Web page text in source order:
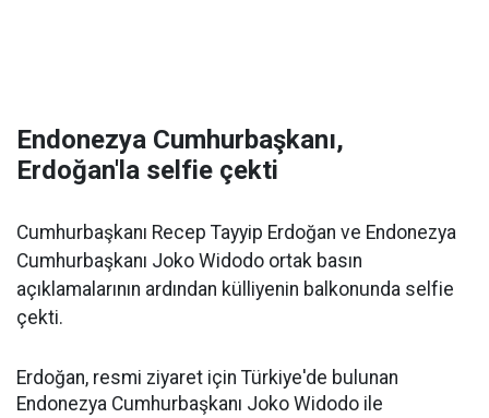
Endonezya Cumhurbaşkanı,
Erdoğan'la selfie çekti
Cumhurbaşkanı Recep Tayyip Erdoğan ve Endonezya
Cumhurbaşkanı Joko Widodo ortak basın
açıklamalarının ardından külliyenin balkonunda selfie
çekti.
Erdoğan, resmi ziyaret için Türkiye'de bulunan
Endonezya Cumhurbaşkanı Joko Widodo ile